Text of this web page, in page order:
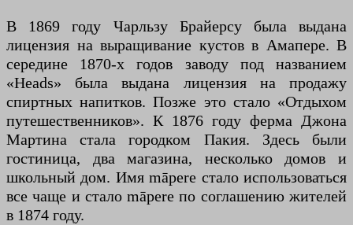
В 1869 году Чарльзу Брайерсу была выдана
лицензия на выращивание кустов в Амапере. В
середине 1870-х годов заводу под названием
«Heads» была выдана лицензия на продажу
спиртных напитков. Позже это стало «Отдыхом
путешественников». К 1876 году ферма Джона
Мартина стала городком Пакия. Здесь были
гостиница, два магазина, несколько домов и
школьный дом. Имя māpere стало использоваться
все чаще и стало māpere по соглашению жителей
в 1874 году.